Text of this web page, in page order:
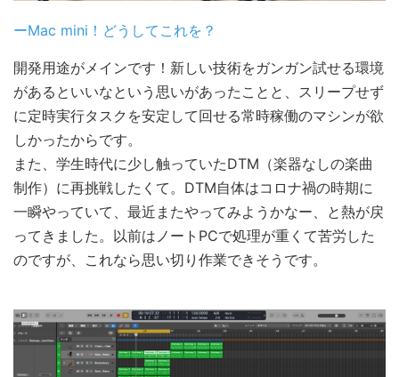
ーMac mini！どうしてこれを？
開発用途がメインです！新しい技術をガンガン試せる環境
があるといいなという思いがあったことと、スリープせず
に定時実行タスクを安定して回せる常時稼働のマシンが欲
しかったからです。
また、学生時代に少し触っていたDTM（楽器なしの楽曲
制作）に再挑戦したくて。DTM自体はコロナ禍の時期に
一瞬やっていて、最近またやってみようかなー、と熱が戻
ってきました。以前はノートPCで処理が重くて苦労した
のですが、これなら思い切り作業できそうです。